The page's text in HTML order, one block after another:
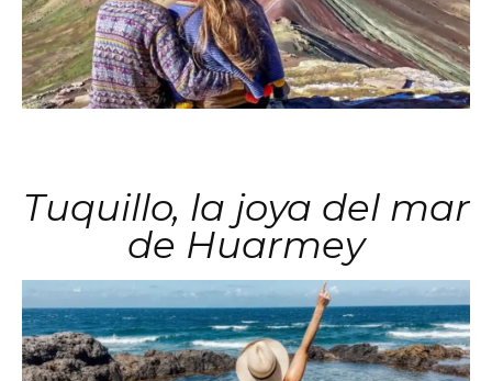
Tuquillo, la joya del mar
de Huarmey